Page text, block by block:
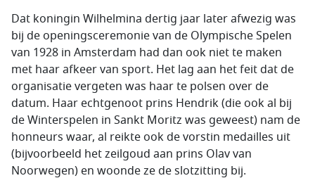
Dat koningin Wilhelmina dertig jaar later afwezig was
bij de openingsceremonie van de Olympische Spelen
van 1928 in Amsterdam had dan ook niet te maken
met haar afkeer van sport. Het lag aan het feit dat de
organisatie vergeten was haar te polsen over de
datum. Haar echtgenoot prins Hendrik (die ook al bij
de Winterspelen in Sankt Moritz was geweest) nam de
honneurs waar, al reikte ook de vorstin medailles uit
(bijvoorbeeld het zeilgoud aan prins Olav van
Noorwegen) en woonde ze de slotzitting bij.